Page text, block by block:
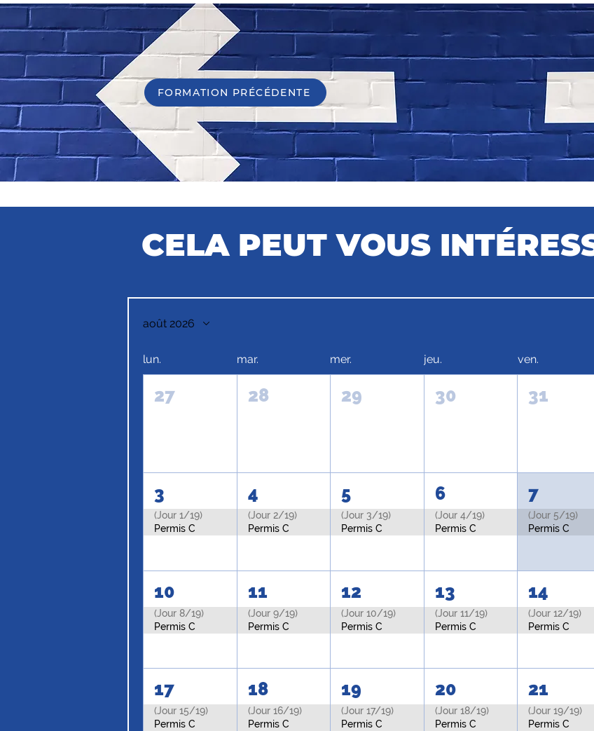
FORMATION PRÉCÉDENTE
CELA PEUT VOUS
août 2026
lun. mar. mer. jeu. ven.
27 28 29 30 31
3
(Jour 1/19)
Permis C
4
(Jour 2/19)
Permis C
5
(Jour 3/19)
Permis C
6
(Jour 4/19)
Permis C
7
(Jour 5/19)
Permis C
10
(Jour 8/19)
Permis C
11
(Jour 9/19)
Permis C
12
(Jour 10/19)
Permis C
13
(Jour 11/19)
Permis C
14
(Jour 12/19)
Permis C
17
(Jour 15/19)
Permis C
18
(Jour 16/19)
Permis C
19
(Jour 17/19)
Permis C
20
(Jour 18/19)
Permis C
21
(Jour 19/19)
Permis C